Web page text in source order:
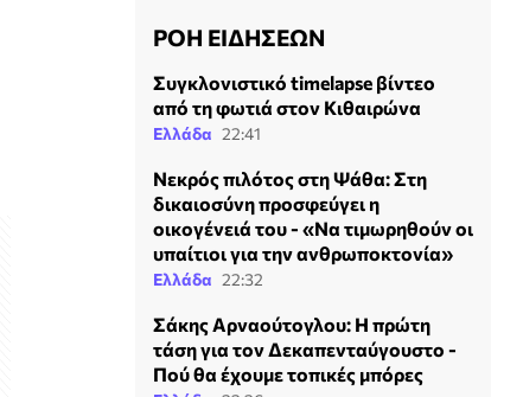
ΡΟΗ ΕΙΔΗΣΕΩΝ
Συγκλονιστικό timelapse βίντεο
από τη φωτιά στον Κιθαιρώνα
Ελλάδα 22:41
Νεκρός πιλότος στη Ψάθα: Στη
δικαιοσύνη προσφεύγει η
οικογένειά του - «Να τιμωρηθούν οι
υπαίτιοι για την ανθρωποκτονία»
Ελλάδα 22:32
Σάκης Αρναούτογλου: Η πρώτη
τάση για τον Δεκαπενταύγουστο -
Πού θα έχουμε τοπικές μπόρες